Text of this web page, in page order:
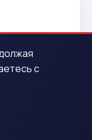
договор до
с